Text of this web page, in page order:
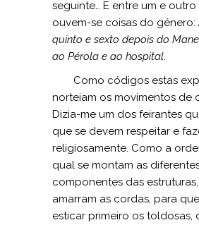
seguinte… E entre um e outro
ouvem-se coisas do género:
quinto e sexto depois do
ao Pérola e ao hospital.
Como códigos estas
norteiam os movimentos de
Dizia-me um dos feirantes
que se devem respeitar e
religiosamente. Como a
qual se montam as
componentes das
amarram as cordas, para
esticar primeiro os toldosas,